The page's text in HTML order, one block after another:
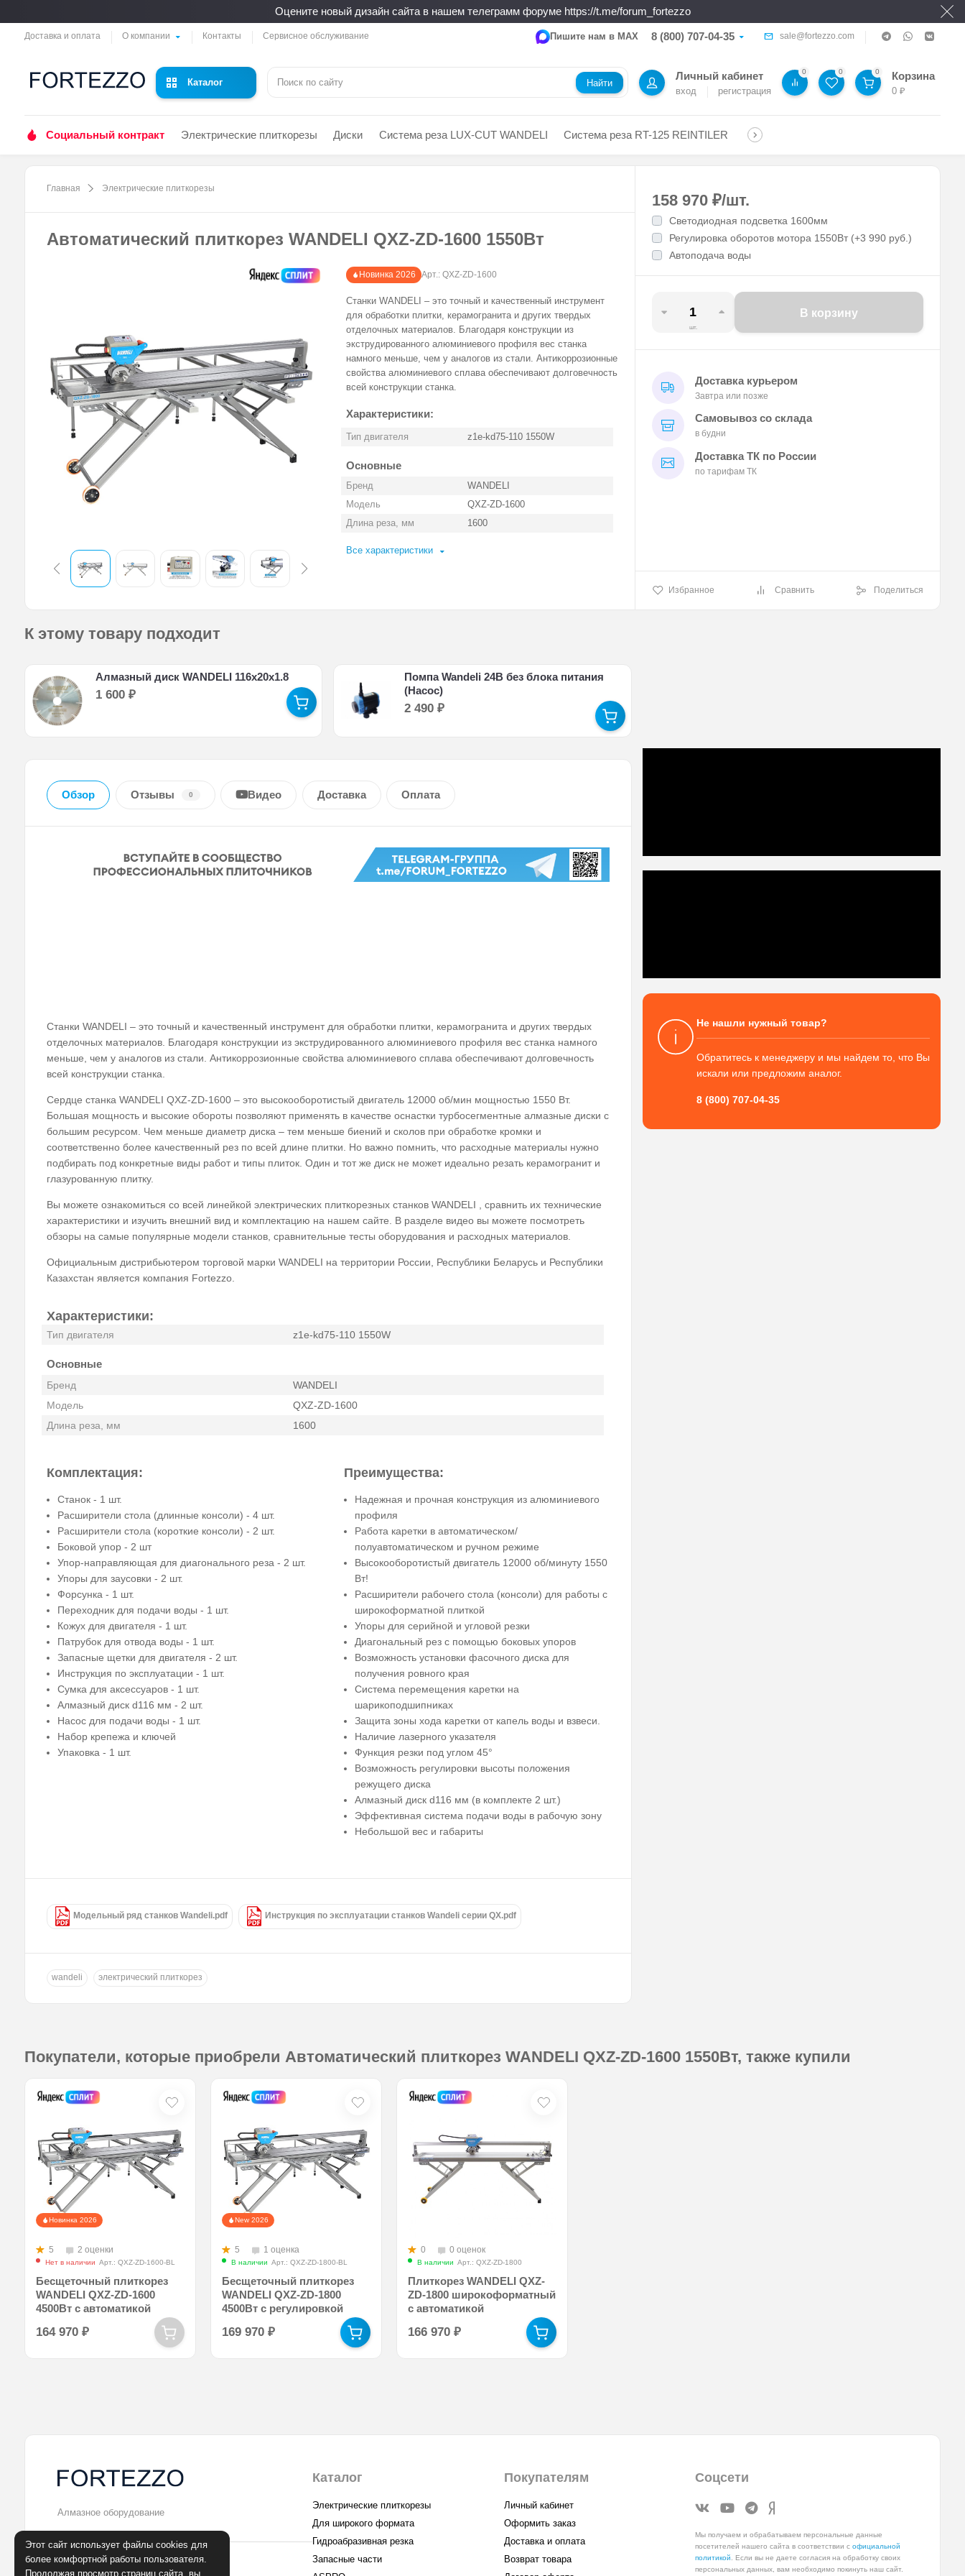
Этот сайт использует файлы cookies для
более комфортной работы пользователя.
Продолжая просмотр страниц сайта, вы
Оцените новый дизайн сайта в нашем телеграмм форуме https://t.me/forum_fortezzo
Доставка и оплата О компании Контакты Сервисное обслуживание Пишите нам в MAX 8 (800) 707-04-35 sale@fortezzo.com
Каталог Найти
Личный кабинет
вход регистрация
0 0 0 Корзина
0₽
Социальный контракт Электрические плиткорезы Диски Система реза LUX-CUT WANDELI Система реза RT-125 REINTILER
Главная Электрические плиткорезы
Автоматический плиткорез WANDELI QXZ-ZD-1600 1550Вт
Новинка 2026 Арт.:QXZ-ZD-1600
Станки WANDELI – это точный и качественный инструмент
для обработки плитки, керамогранита и других твердых
отделочных материалов. Благодаря конструкции из
экструдированного алюминиевого профиля вес станка
намного меньше, чем у аналогов из стали. Антикоррозионные
свойства алюминиевого сплава обеспечивают долговечность
всей конструкции станка.
Характеристики:
Тип двигателя z1e-kd75-110 1550W
Основные
Бренд
WANDELI
Модель
QXZ-ZD-1600
Длина реза, мм
1600
Все характеристики
158 970 ₽/шт.
Светодиодная подсветка 1600мм
Регулировка оборотов мотора 1550Вт (+3 990 руб.)
Автоподача воды
шт.
В корзину
Доставка курьером
Завтра или позже
Самовывоз со склада
в будни
Доставка ТК по России
по тарифам ТК
Избранное Сравнить Поделиться
К этому товару подходит
Алмазный диск WANDELI 116x20x1.8
1 600 ₽
Помпа Wandeli 24В без блока питания
(Насос)
2 490 ₽
Обзор Отзывы 0 Видео Доставка Оплата
Станки WANDELI – это точный и качественный инструмент для обработки плитки, керамогранита и других твердых
отделочных материалов. Благодаря конструкции из экструдированного алюминиевого профиля вес станка намного
меньше, чем у аналогов из стали. Антикоррозионные свойства алюминиевого сплава обеспечивают долговечность
всей конструкции станка.
Сердце станка WANDELI QXZ-ZD-1600 – это высокооборотистый двигатель 12000 об/мин мощностью 1550 Вт.
Большая мощность и высокие обороты позволяют применять в качестве оснастки турбосегментные алмазные диски с
большим ресурсом. Чем меньше диаметр диска – тем меньше биений и сколов при обработке кромки и
соответственно более качественный рез по всей длине плитки. Но важно помнить, что расходные материалы нужно
подбирать под конкретные виды работ и типы плиток. Один и тот же диск не может идеально резать керамогранит и
глазурованную плитку.
Вы можете ознакомиться со всей линейкой электрических плиткорезных станков WANDELI , сравнить их технические
характеристики и изучить внешний вид и комплектацию на нашем сайте. В разделе видео вы можете посмотреть
обзоры на самые популярные модели станков, сравнительные тесты оборудования и расходных материалов.
Официальным дистрибьютером торговой марки WANDELI на территории России, Республики Беларусь и Республики
Казахстан является компания Fortezzo.
Характеристики:
Тип двигателя z1e-kd75-110 1550W
Основные
Бренд
WANDELI
Модель
QXZ-ZD-1600
Длина реза, мм
1600
Комплектация:
Станок - 1 шт.
Расширители стола (длинные консоли) - 4 шт.
Расширители стола (короткие консоли) - 2 шт.
Боковой упор - 2 шт
Упор-направляющая для диагонального реза - 2 шт.
Упоры для заусовки - 2 шт.
Форсунка - 1 шт.
Переходник для подачи воды - 1 шт.
Кожух для двигателя - 1 шт.
Патрубок для отвода воды - 1 шт.
Запасные щетки для двигателя - 2 шт.
Инструкция по эксплуатации - 1 шт.
Сумка для аксессуаров - 1 шт.
Алмазный диск d116 мм - 2 шт.
Насос для подачи воды - 1 шт.
Набор крепежа и ключей
Упаковка - 1 шт.
Преимущества:
Надежная и прочная конструкция из алюминиевого
профиля
Работа каретки в автоматическом/
полуавтоматическом и ручном режиме
Высокооборотистый двигатель 12000 об/минуту 1550
Вт!
Расширители рабочего стола (консоли) для работы с
широкоформатной плиткой
Упоры для серийной и угловой резки
Диагональный рез с помощью боковых упоров
Возможность установки фасочного диска для
получения ровного края
Система перемещения каретки на
шарикоподшипниках
Защита зоны хода каретки от капель воды и взвеси.
Наличие лазерного указателя
Функция резки под углом 45°
Возможность регулировки высоты положения
режущего диска
Алмазный диск d116 мм (в комплекте 2 шт.)
Эффективная система подачи воды в рабочую зону
Небольшой вес и габариты
Модельный ряд станков Wandeli.pdf Инструкция по эксплуатации станков Wandeli серии QX.pdf
wandeli электрический плиткорез
Не нашли нужный товар?
Обратитесь к менеджеру и мы найдем то, что Вы
искали или предложим аналог.
8 (800) 707-04-35
Покупатели, которые приобрели Автоматический плиткорез WANDELI QXZ-ZD-1600 1550Вт, также купили
Новинка 2026
5 2 оценки
Нет в наличии Арт.: QXZ-ZD-1600-BL
Бесщеточный плиткорез
WANDELI QXZ-ZD-1600
4500Вт с автоматикой
164 970₽
New 2026
5 1 оценка
В наличии Арт.: QXZ-ZD-1800-BL
Бесщеточный плиткорез
WANDELI QXZ-ZD-1800
4500Вт с регулировкой
169 970₽
0 0 оценок
В наличии Арт.: QXZ-ZD-1800
Плиткорез WANDELI QXZ-
ZD-1800 широкоформатный
с автоматикой
166 970₽
Алмазное оборудование
г. Санкт-Петербург
Каталог
Электрические плиткорезы
Для широкого формата
Гидроабразивная резка
Запасные части
Покупателям
Личный кабинет
Оформить заказ
Доставка и оплата
Возврат товара
Соцсети
Мы получаем и обрабатываем персональные данные
посетителей нашего сайта в соответствии с официальной
политикой . Если вы не даете согласия на обработку своих
персональных данных, вам необходимо покинуть наш сайт.